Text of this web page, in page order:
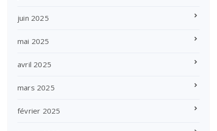
juin 2025
mai 2025
avril 2025
mars 2025
février 2025